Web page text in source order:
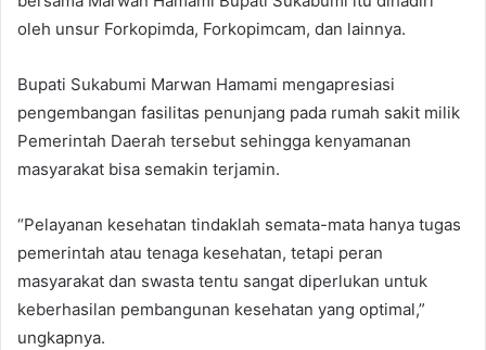
oleh unsur Forkopimda, Forkopimcam, dan lainnya.
Bupati Sukabumi Marwan Hamami mengapresiasi
pengembangan fasilitas penunjang pada rumah sakit milik
Pemerintah Daerah tersebut sehingga kenyamanan
masyarakat bisa semakin terjamin.
“Pelayanan kesehatan tindaklah semata-mata hanya tugas
pemerintah atau tenaga kesehatan, tetapi peran
masyarakat dan swasta tentu sangat diperlukan untuk
keberhasilan pembangunan kesehatan yang optimal,”
ungkapnya.